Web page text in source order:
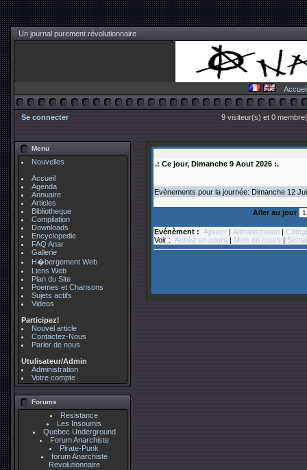
Un journal purement révolutionnaire
Accueil
Se connecter 9 visiteur(s) et 0
Menu
Nouvelles
Accueil
Agenda
Annuaire
Articles
Bibliotheque
Compilation
Downloads
Encyclopedie
FAQ Anar
Gallerie
H�bergement Web
Liens Web
Plan du Site
Poemes et Chansons
Sujets actifs
Videos
Participez!
Nouvel article
Contactez-Nous
Parler de nous
Utulisateur/Admin
Administration
Votre compte
Forums
Resistance
Les Insoumis
Quebec Underground
Forum Anarchiste
Pirate-Punk
forum Anarchiste
Revolutionnaire
.: Ce jour, Dimanche 9 Aout 2026 :.
Evènements pour la journée: Dimanche 12
Aller au jour
Evénèment : Ajouter | Administration |
Voir : Année en cours | Mois en cours |